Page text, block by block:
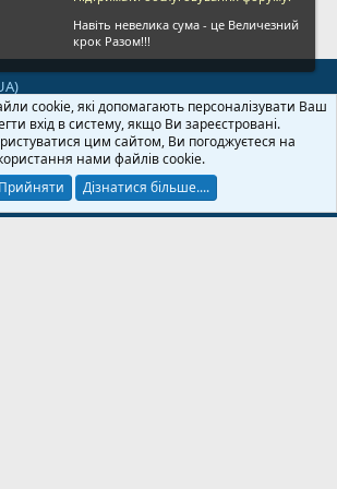
Умови і правила
Політика конфіденційності
R
S
S
FPVUA.ORG Розроблено:Magshifter
Навіть невелика сума - це Величезний
крок Разом!!!
cookie, які допомагають персоналізувати Ваш
вхід в систему, якщо Ви зареєстровані.
цим сайтом, Ви погоджуєтеся на
нами файлів cookie.
Прийняти
Дізнатися більше....